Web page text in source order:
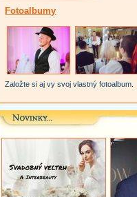
Fotoalbumy
Založte si aj vy svoj vlastný fotoalbum.